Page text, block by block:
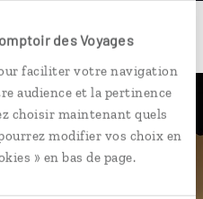
des Voyages
faciliter votre navigation
audience et la pertinence
choisir maintenant quels
modifier vos choix en
» en bas de page.
voyage
?